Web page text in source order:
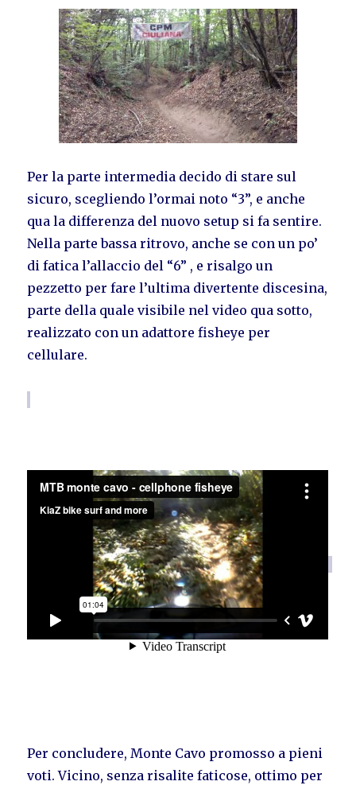
Per la parte intermedia decido di stare sul
sicuro, scegliendo l’ormai noto “3”, e anche
qua la differenza del nuovo setup si fa sentire.
Nella parte bassa ritrovo, anche se con un po’
di fatica l’allaccio del “6” , e risalgo un
pezzetto per fare l’ultima divertente discesina,
parte della quale visibile nel video qua sotto,
realizzato con un adattore fisheye per
cellulare.
Per concludere, Monte Cavo promosso a pieni
voti. Vicino, senza risalite faticose, ottimo per